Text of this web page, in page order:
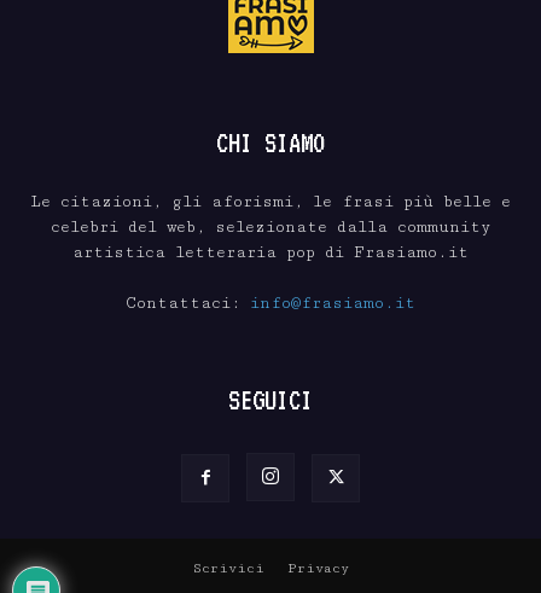
CHI SIAMO
Le citazioni, gli aforismi, le frasi più belle e
celebri del web, selezionate dalla community
artistica letteraria pop di Frasiamo.it
Contattaci: info@frasiamo.it
SEGUICI
Scrivici Privacy